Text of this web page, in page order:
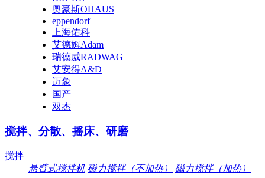
奥豪斯OHAUS
eppendorf
上海佑科
艾德姆Adam
瑞德威RADWAG
艾安得A&D
迈象
国产
双杰
搅拌、分散、摇床、研磨
搅拌
悬臂式搅拌机 磁力搅拌（不加热） 磁力搅拌（加热）